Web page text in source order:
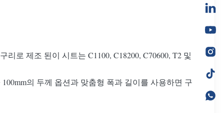
로 제조 된이 시트는 C1100, C18200, C70600, T2 및
의 두께 옵션과 맞춤형 폭과 길이를 사용하면 구